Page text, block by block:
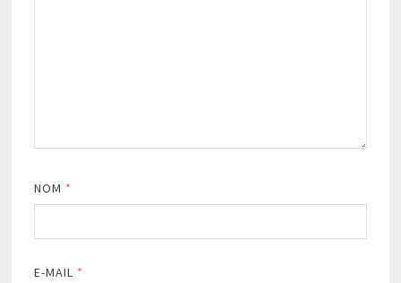
NOM *
E-MAIL *